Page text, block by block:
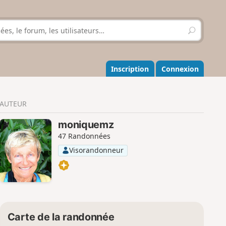
R
e
h
e
r
r
Inscription Connexion
AUTEUR
moniquemz
47 Randonnées
Visorandonneur
Carte de la randonnée